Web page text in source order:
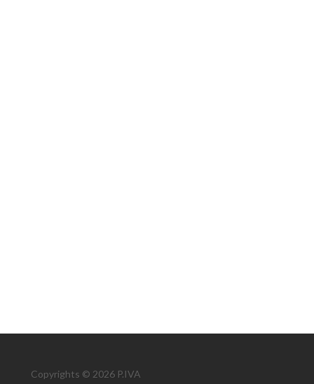
Copyrights © 2026 P.IVA